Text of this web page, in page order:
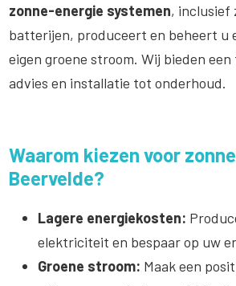
zonne-energie systemen, inclusief
batterijen, produceert en beheert u
eigen groene stroom. Wij bieden
advies en installatie tot onderhoud.
Waarom kiezen voor
Beervelde?
Lagere energiekosten:
elektriciteit en bespaar op uw
Groene stroom: Maak een